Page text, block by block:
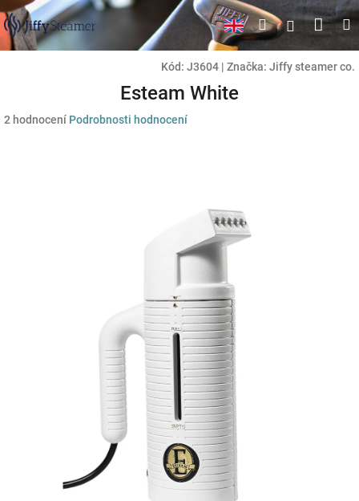
Přejít
na
obsah
HledatPřihlášení
Kód: J3604 | Značka: Jiffy steamer co.
Esteam White
Průměrné
2 hodnocení Podrobnosti hodnocení